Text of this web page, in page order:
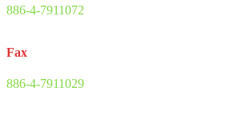
886-4-7911072
Fax
886-4-7911029